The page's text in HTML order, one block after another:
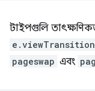
টাইপগুলি
pageswap এবং